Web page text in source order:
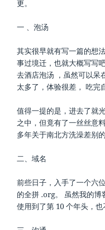
更。
一 、泡汤
其实很早就有写一篇的想
事过境迁，也就大概写写
去酒店泡汤 ，虽然可以呆
太多了，体验很差， 吃完
值得一提的是，进去了就
之中，但竟有了一丝丝意
多年关于南北方洗澡差别的
二、域名
前些日子，入手了一个六
的全拼 .org。 虽然我的博
使用到了第 10 个年头，也